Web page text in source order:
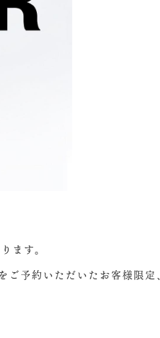
ます。
予約いただいたお客様限定